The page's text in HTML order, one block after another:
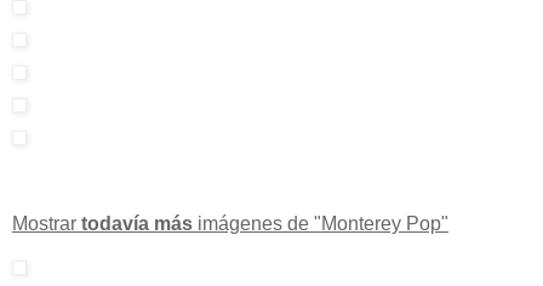
Mostrar todavía más imágenes de "Monterey Pop"